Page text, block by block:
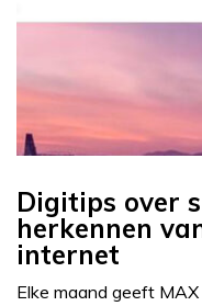
Digitips over
herkennen
internet
Elke maand geeft